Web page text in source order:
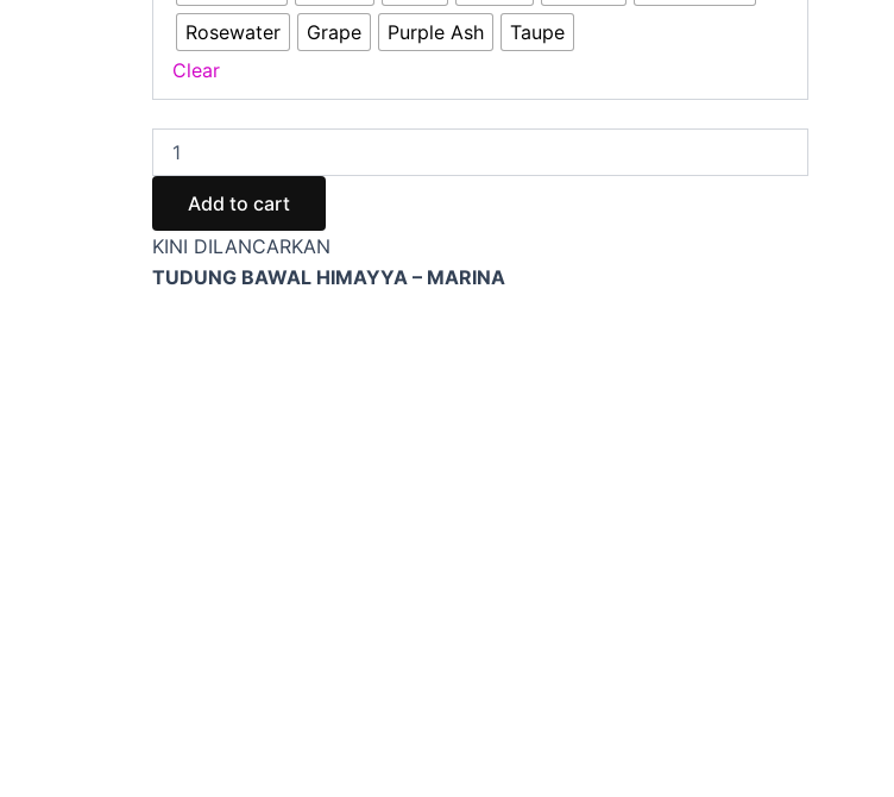
Rosewater
Grape Purple Ash
Taupe
Clear
Add to cart
KINI DILANCARKAN
TUDUNG BAWAL HIMAYYA – MARINA